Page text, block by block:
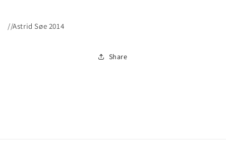
//Astrid Søe 2014
Share